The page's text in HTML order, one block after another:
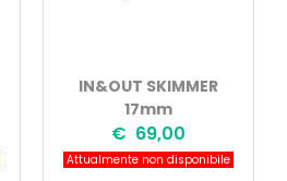
IN&OUT SKIMMER
17mm
€ 69,00
Attualmente non disponibile